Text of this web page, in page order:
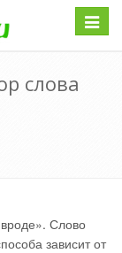
слова
Слово
зависит от